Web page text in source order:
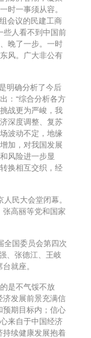
时一事须从容。
会议的民建工商
些人看不到中国前
晚了一步。一时
风。广大非公有
明确分析了今后
：“综合分析各方
战更为严峻，我
深度调整、复苏
波动不定，地缘
加，对我国发展
风险进一步显
换相互交织，经
民大会堂闭幕。
高丽等党和国家
全国委员会第四次
、张德江、王岐
就座。
是不气馁不放
济发展前景充满信
预期目标内；信心
来自于中国经济
持续健康发展抱着